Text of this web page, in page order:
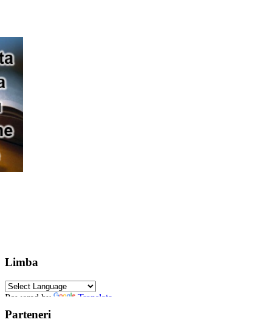
Limba
Powered by Translate
Parteneri